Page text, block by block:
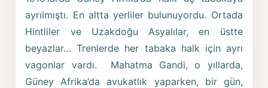
ayrılmıştı. En altta yerliler bulunuyordu. Ortada
Hintliler ve Uzakdoğu Asyalılar, en üstte
beyazlar… Trenlerde her tabaka halk için ayrı
vagonlar vardı. Mahatma Gandi, o yıllarda,
Güney Afrika’da avukatlık yaparken, bir gün,